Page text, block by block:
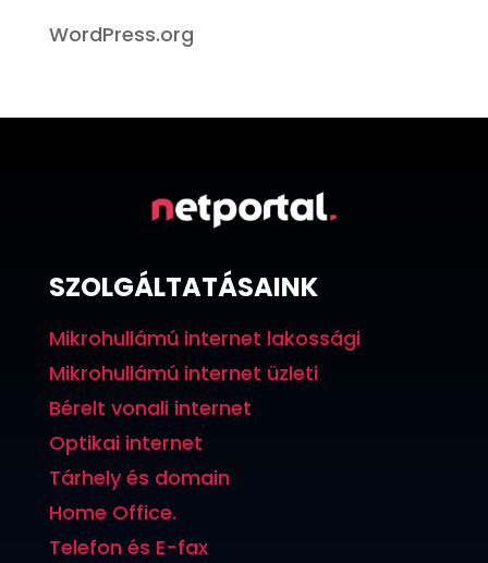
WordPress.org
SZOLGÁLTATÁSAINK
Mikrohullámú internet lakossági
Mikrohullámú internet üzleti
Bérelt vonali internet
Optikai internet
Tárhely és domain
Home Office.
Telefon és E-fax